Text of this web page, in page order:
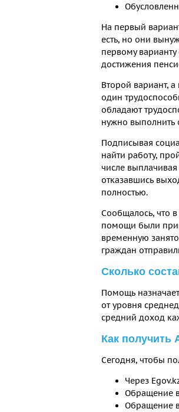
На первый
есть, но они
первому
достижения
Второй вариант,
один
обладают
нужно выполнить
Подписывая
найти работу,
числе
отказавшись
полностью.
Сообщалось, что
помощи были
временную
граждан
Сколько
Помощь
от уровня
средний доход
Как получить
Сегодня, чтобы
Через
Обращение в
Обращение в